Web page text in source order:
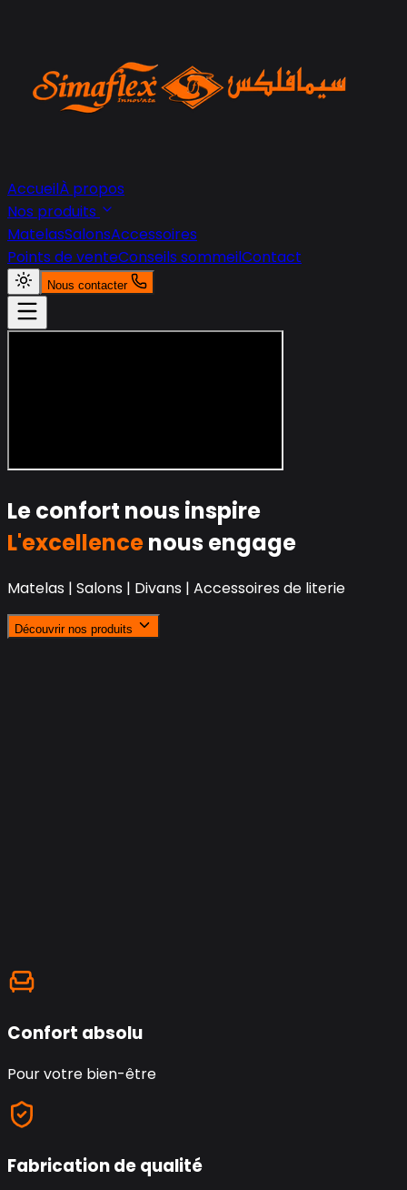
AccueilÀ propos
Nos produits
MatelasSalonsAccessoires
Points de venteConseils sommeilContact
Nous contacter
Le confort nous inspire
L'excellencenous engage
Matelas | Salons | Divans | Accessoires de literie
Découvrir nos produits
Confort absolu
Pour votre bien-être
Fabrication de qualité